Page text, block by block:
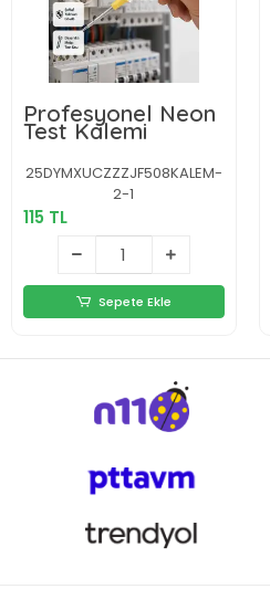
Profesyonel Neon
Test Kalemi
25DYMXUCZZZJF508KALEM-
2-1
115 TL
Sepete Ekle